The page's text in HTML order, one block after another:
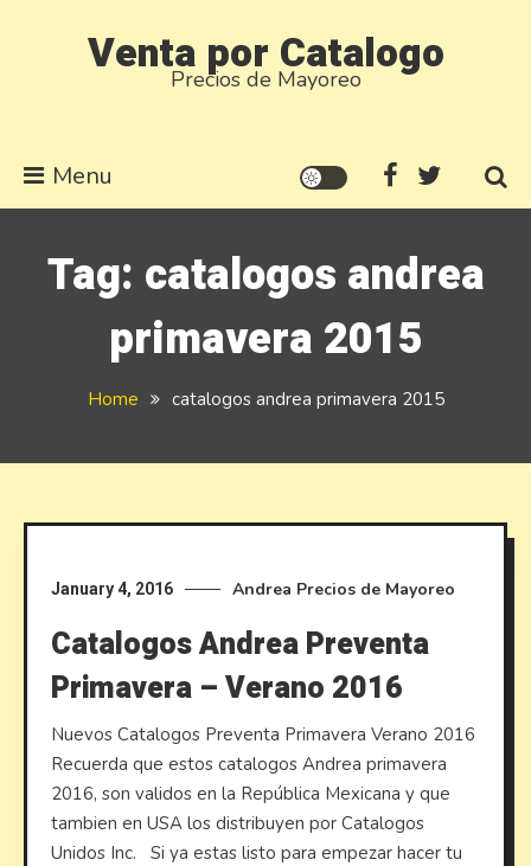
Venta por Catalogo
Precios de Mayoreo
Menu
Tag: catalogos andrea
primavera 2015
Home catalogos andrea primavera 2015
January 4, 2016 Andrea Precios de Mayoreo
Catalogos Andrea Preventa
Primavera – Verano 2016
Nuevos Catalogos Preventa Primavera Verano 2016
Recuerda que estos catalogos Andrea primavera
2016, son validos en la República Mexicana y que
tambien en USA los distribuyen por Catalogos
Unidos Inc. Si ya estas listo para empezar hacer tu